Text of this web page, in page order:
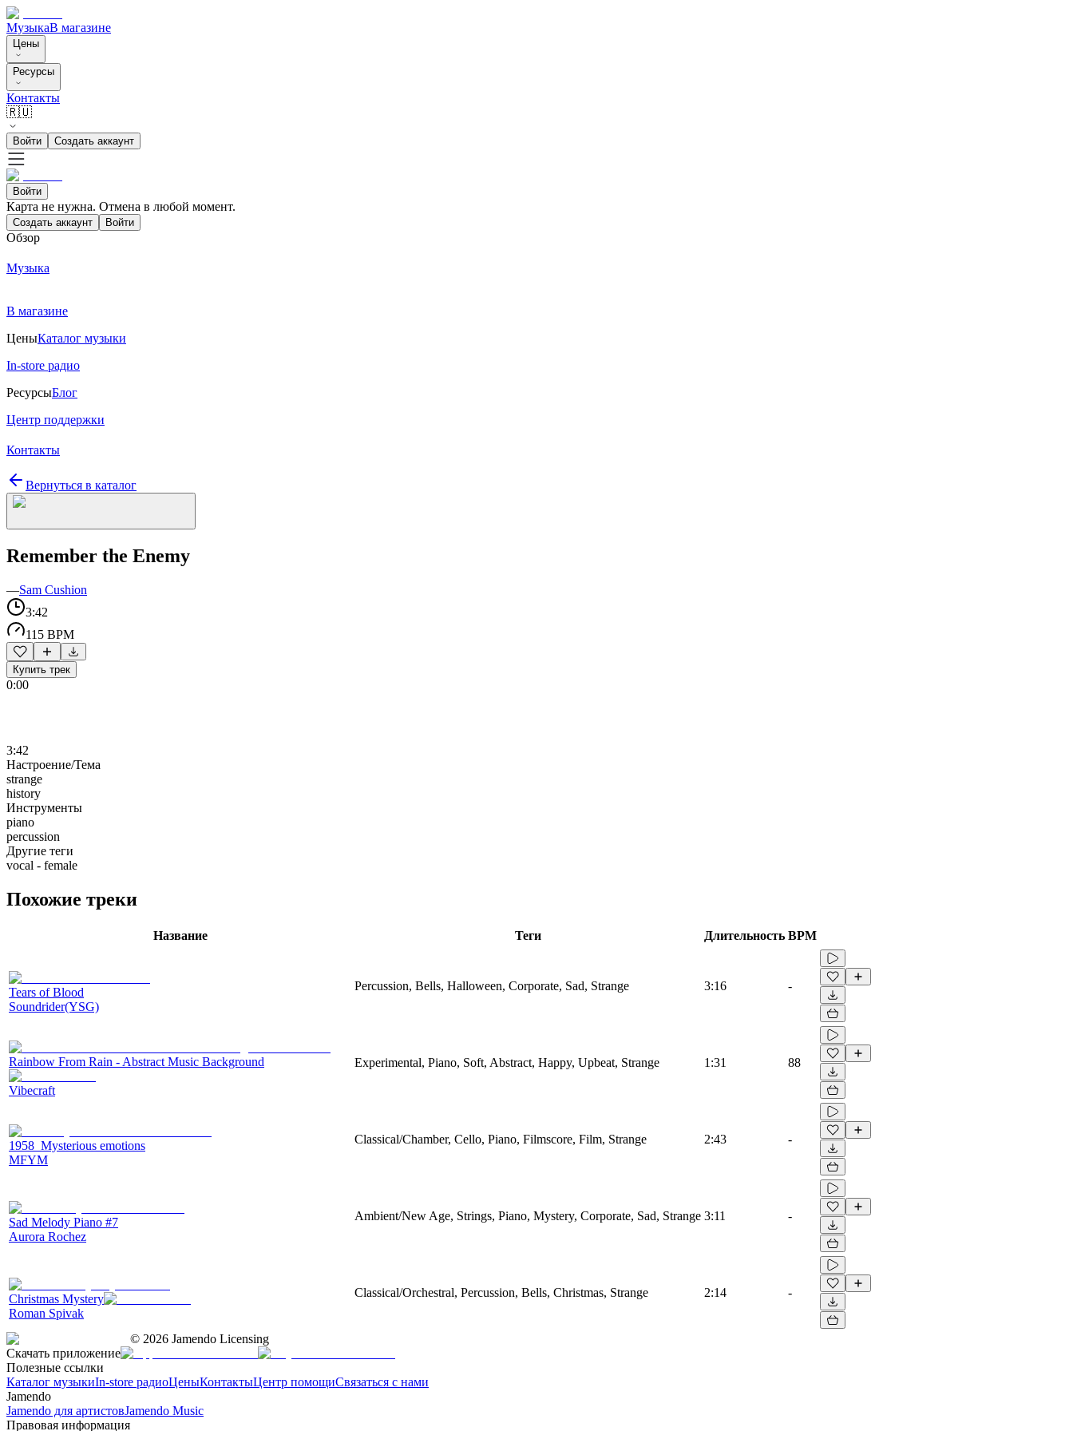
МузыкаВ магазине
Цены
Ресурсы
Контакты
🇷🇺
Войти Создать аккаунт
Войти
Карта не нужна. Отмена в любой момент.
Создать аккаунт Войти
Обзор
Музыка
В магазине
ЦеныКаталог музыки
In-store радио
РесурсыБлог
Центр поддержки
Контакты
Вернуться в каталог
Remember the Enemy
—Sam Cushion
3:42
115 BPM
Купить трек
0:00
3:42
Настроение/Тема
strange
history
Инструменты
piano
percussion
Другие теги
vocal - female
Похожие треки
Название Теги Длительность BPM
Tears of Blood
Soundrider(YSG)
Percussion, Bells, Halloween, Corporate, Sad, Strange 3:16 -
Rainbow From Rain - Abstract Music Background
Vibecraft
Experimental, Piano, Soft, Abstract, Happy, Upbeat, Strange 1:31 88
1958_Mysterious emotions
MFYM
Classical/Chamber, Cello, Piano, Filmscore, Film, Strange 2:43 -
Sad Melody Piano #7
Aurora Rochez
Ambient/New Age, Strings, Piano, Mystery, Corporate, Sad, Strange 3:11 -
Christmas Mystery
Roman Spivak
Classical/Orchestral, Percussion, Bells, Christmas, Strange 2:14 -
© 2026 Jamendo Licensing
Скачать приложение
Полезные ссылки
Каталог музыкиIn-store радиоЦеныКонтактыЦентр помощиСвязаться с нами
Jamendo
Jamendo для артистовJamendo Music
Правовая информация